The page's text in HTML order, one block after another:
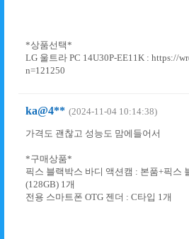
*상품선택*
LG 울트라 PC 14U30P-EE11K : https://
n=121250
ka@4** (2024-11-04 10:14:38)
가격도 괜찮고 성능도 맘에들어서
*구매상품*
픽스 블랙박스 바디 액션캠 : 본품+픽스
(128GB) 1개
전용 스마트폰 OTG 젠더 : C타입 1개